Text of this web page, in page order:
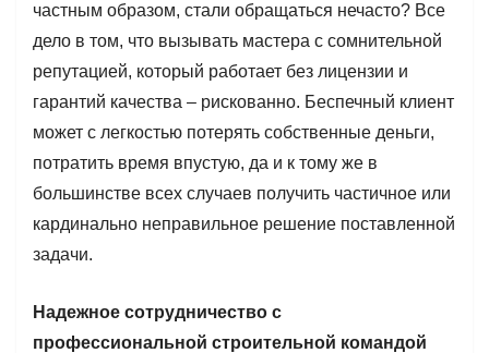
частным образом, стали обращаться нечасто? Все
дело в том, что вызывать мастера с сомнительной
репутацией, который работает без лицензии и
гарантий качества – рискованно. Беспечный клиент
может с легкостью потерять собственные деньги,
потратить время впустую, да и к тому же в
большинстве всех случаев получить частичное или
кардинально неправильное решение поставленной
задачи.
Надежное сотрудничество с
профессиональной строительной командой